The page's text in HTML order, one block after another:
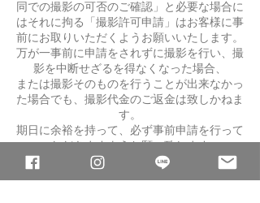
同での撮影の可否のご確認」と必要な場合に
はそれに拘る「撮影許可申請」はお客様に事
前にお取りいただくようお願いいたします。
万が一事前に申請をされずに撮影を行い、撮
影を中断せざるを得なくなった場合、
または撮影そのものを行うことが出来なかっ
た場合でも、撮影代金のご返金は致しかねま
す。
期日に余裕を持って、必ず事前申請を行って
いただきますようお願い致します。